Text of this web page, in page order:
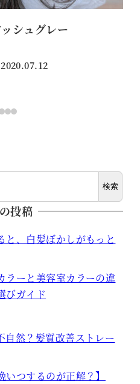
シュグレー
投稿日
2020.07.12
検索
投稿
と、白髪ぼかしがもっと
ラーと美容室カラーの違
びガイド
自然？髪質改善ストレー
いつするのが正解？】